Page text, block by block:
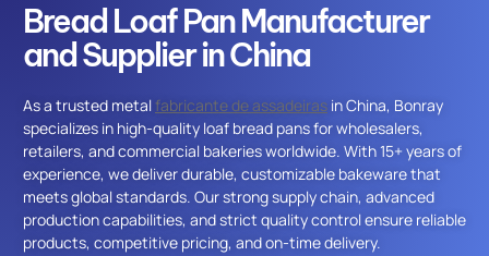
Bread Loaf Pan Manufacturer
and Supplier in China
As a trusted metal fabricante de assadeiras in China, Bonray
specializes in high-quality loaf bread pans for wholesalers,
retailers, and commercial bakeries worldwide. With 15+ years of
experience, we deliver durable, customizable bakeware that
meets global standards. Our strong supply chain, advanced
production capabilities, and strict quality control ensure reliable
products, competitive pricing, and on-time delivery.